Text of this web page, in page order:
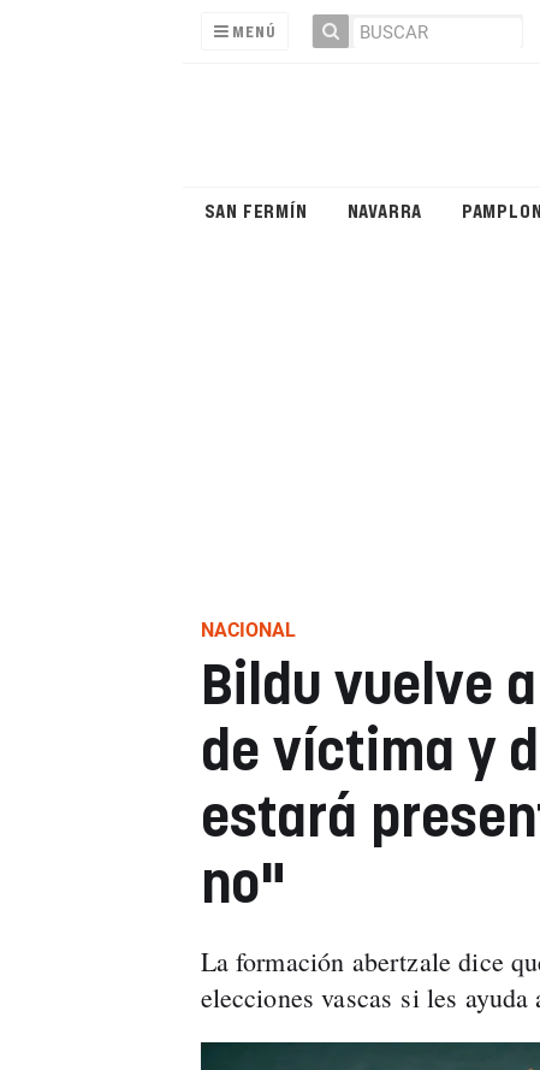
MENÚ
SAN FERMÍN NAVARRA
NACIONAL
Bildu vuelve
de víctima y
estará
no"
La formación abertzale dice
elecciones vascas si les